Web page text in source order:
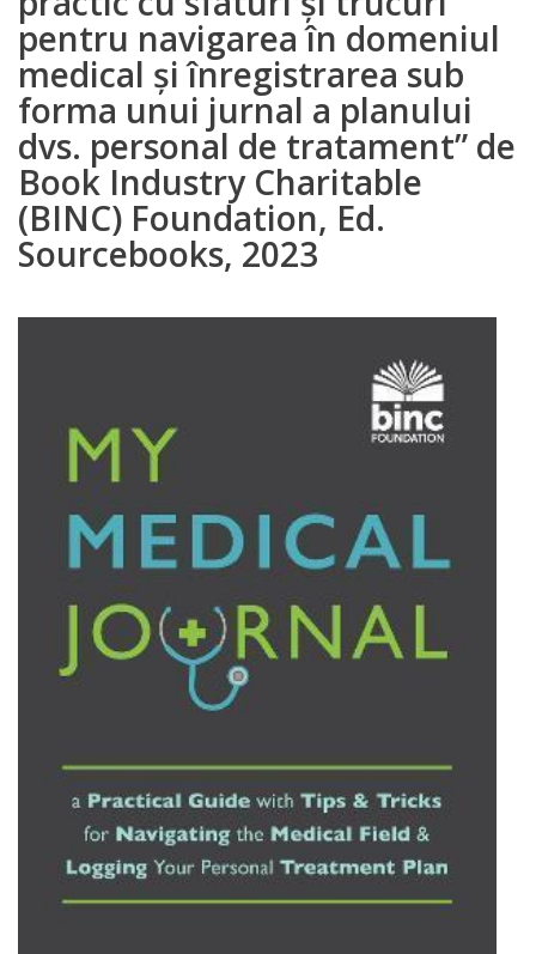
pentru navigarea în domeniul
medical și înregistrarea sub
forma unui jurnal a planului
dvs. personal de tratament” de
Book Industry Charitable
(BINC) Foundation, Ed.
Sourcebooks, 2023